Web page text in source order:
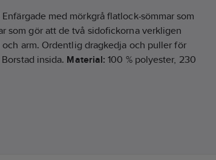
med mörkgrå flatlock-sömmar som
som gör att de två sidofickorna verkligen
arm. Ordentlig dragkedja och puller för
insida. Material:100 % polyester, 230